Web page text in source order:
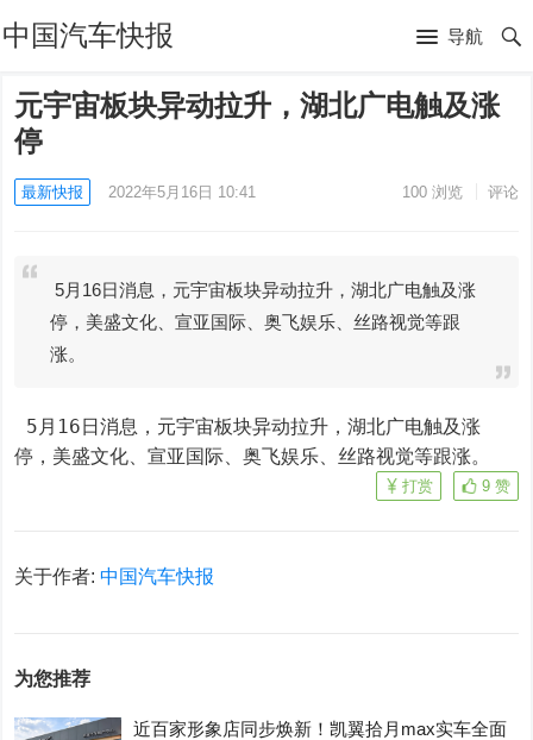
中国汽车快报 导航
元宇宙板块异动拉升，湖北广电触及涨
停
最新快报 2022年5月16日 10:41 100浏览 评论
5月16日消息，元宇宙板块异动拉升，湖北广电触及涨
停，美盛文化、宣亚国际、奥飞娱乐、丝路视觉等跟
涨。
5月16日消息，元宇宙板块异动拉升，湖北广电触及涨
停，美盛文化、宣亚国际、奥飞娱乐、丝路视觉等跟涨。
9 赞
打赏
关于作者:中国汽车快报
为您推荐
近百家形象店同步焕新！凯翼拾月max实车全面